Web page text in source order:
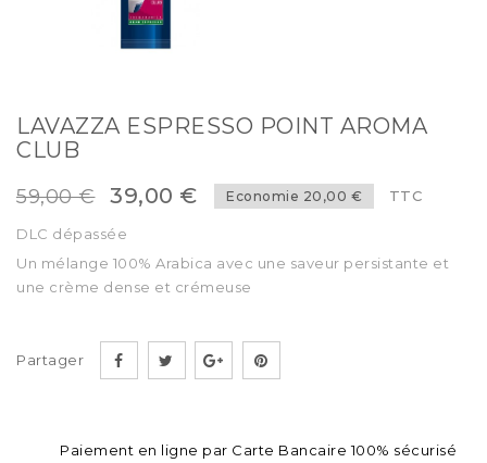
LAVAZZA ESPRESSO POINT AROMA
CLUB
59,00 € 39,00 € Economie 20,00 € TTC
DLC dépassée
Un mélange 100% Arabica avec une saveur persistante et
une crème dense et crémeuse
Partager
Paiement en ligne par Carte Bancaire 100% sécurisé